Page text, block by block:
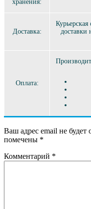
хранения:
Доставка:
доставки
Оплата:
Ваш адрес email не будет
помечены *
Комментарий *